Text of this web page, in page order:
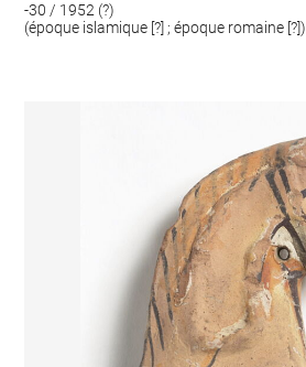
-30 / 1952 (?)
(époque islamique [?] ; époque romaine [?])